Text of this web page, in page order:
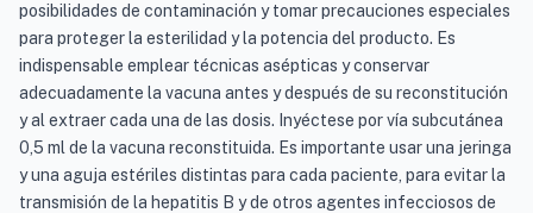
posibilidades de contaminación y tomar precauciones especiales
para proteger la esterilidad y la potencia del producto. Es
indispensable emplear técnicas asépticas y conservar
adecuadamente la vacuna antes y después de su reconstitución
y al extraer cada una de las dosis. Inyéctese por vía subcutánea
0,5 ml de la vacuna reconstituida. Es importante usar una jeringa
y una aguja estériles distintas para cada paciente, para evitar la
transmisión de la hepatitis B y de otros agentes infecciosos de